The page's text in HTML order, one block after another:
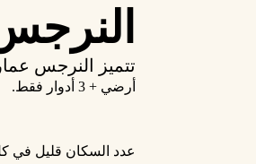
تتميز النرجس
أرضي + 3 أدوار فقط.
عدد السكان قليل في